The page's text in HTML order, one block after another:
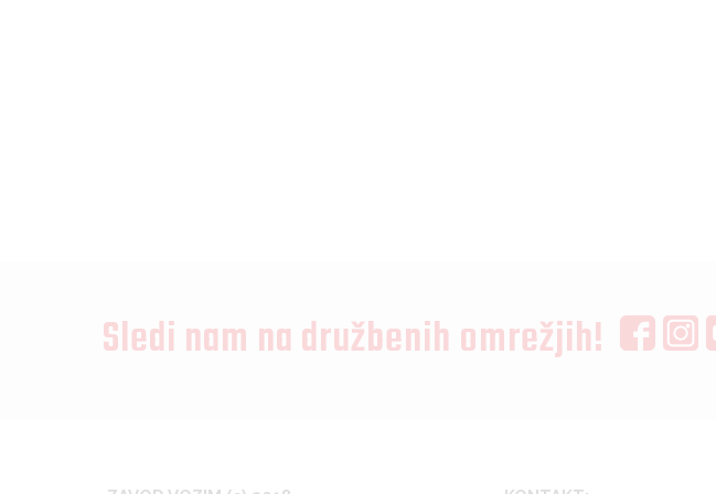
Sledi nam na družbenih omrežjih!